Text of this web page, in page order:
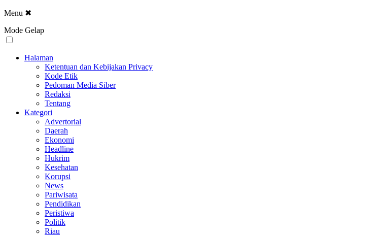
Menu ✖
Mode Gelap
Halaman
Ketentuan dan Kebijakan Privacy
Kode Etik
Pedoman Media Siber
Redaksi
Tentang
Kategori
Advertorial
Daerah
Ekonomi
Headline
Hukrim
Kesehatan
Korupsi
News
Pariwisata
Pendidikan
Peristiwa
Politik
Riau